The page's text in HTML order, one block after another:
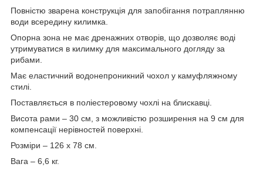
Повністю зварена конструкція для запобігання потраплянню
води всередину килимка.
Опорна зона не має дренажних отворів, що дозволяє воді
утримуватися в килимку для максимального догляду за
рибами.
Має еластичний водонепроникний чохол у камуфляжному
стилі.
Поставляється в поліестеровому чохлі на блискавці.
Висота рами – 30 см, з можливістю розширення на 9 см для
компенсації нерівностей поверхні.
Розміри – 126 х 78 см.
Вага – 6,6 кг.